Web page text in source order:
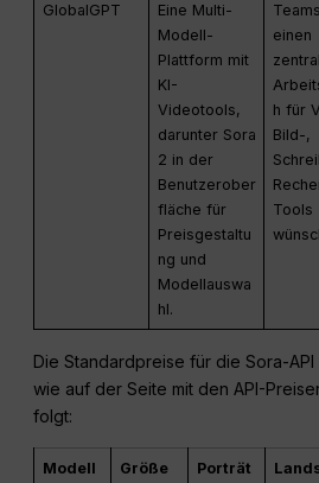
GlobalGPT
Eine Multi-
Modell-
Plattform mit
KI-
Videotools,
darunter Sora
2 in der
Benutzerober
fläche für
Preisgestaltu
ng und
Modellauswa
hl.
einen
h für
Bild-,
Tools
Die Standardpreise für die Sora-API
wie auf der Seite mit den API-
folgt:
Modell Größe Porträt